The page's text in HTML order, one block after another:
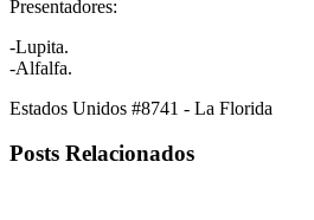
Presentadores:
-Lupita.
-Alfalfa.
Estados Unidos #8741 - La Florida
Posts Relacionados